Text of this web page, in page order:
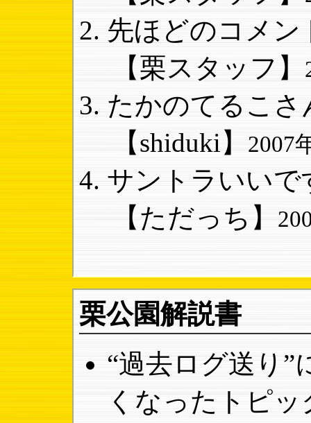
先ほどのコメン
【栗スタッフ】
たかのてるこさ
【shiduki】
2007
サントラいいで
【ただっち】
栗公園解説書
“過去ログ送り
くなったトピ